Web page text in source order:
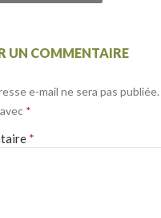
UN COMMENTAIRE
e-mail ne sera pas publiée.
*
*